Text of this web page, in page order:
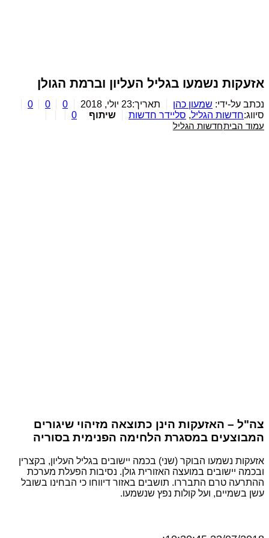
נשמעו בגליל העליון וברמת הגולן
על-ידי:שמעון כהן תאריך:23 יולי, 2018
חדשות הגליל,סליידר חדשות שיתוף
הביתחדשות הגליל
– האזעקות הינן כתוצאה מזיהוי שיגורים
במסגרת הלחימה הפנימית בסוריה
נשמעו הבוקר (שני) בכמה יישובים בגליל העליון, בקצרין
יישובים במועצה האזורית גולן. נסיבות הפעלת מערכת
טרם התבררו. תושבים באזור דיווחו כי הבחינו בשובל
בשמיים, ועל קולות נפץ שנשמעו.